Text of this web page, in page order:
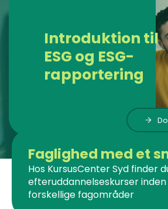
Faglighed med et
Hos KursusCenter Syd finder
efteruddannelseskurser
forskellige fagområder
Introduktion til
ESG og ESG-
rapportering